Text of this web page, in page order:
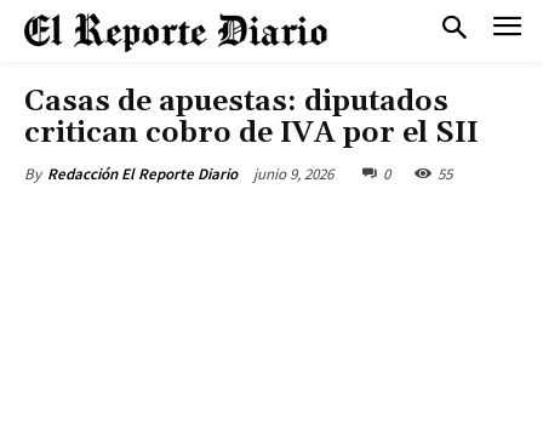
Casas de apuestas: diputados
critican cobro de IVA por el SII
By Redacción El Reporte Diario junio 9, 2026 0 55